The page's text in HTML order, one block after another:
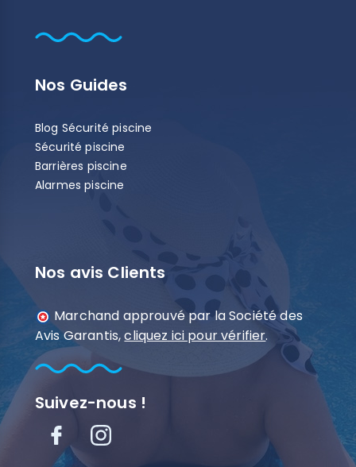
Nos Guides
Blog Sécurité piscine
Sécurité piscine
Barrières piscine
Alarmes piscine
Nos avis Clients
Marchand approuvé par la Société des
Avis Garantis,cliquez ici pour vérifier.
Suivez-nous !